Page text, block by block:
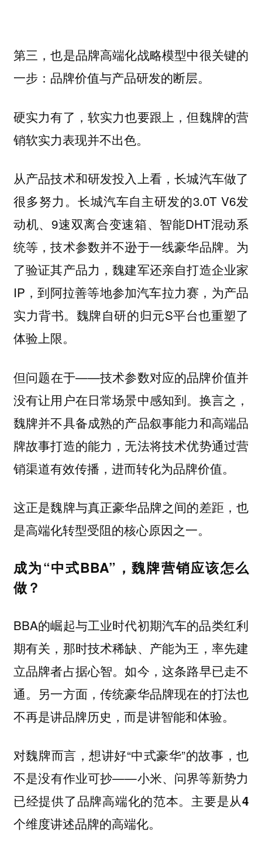
第三，也是品牌高端化战略模型中很关键的
一步：品牌价值与产品研发的断层。
硬实力有了，软实力也要跟上，但魏牌的营
销软实力表现并不出色。
从产品技术和研发投入上看，长城汽车做了
很多努力。长城汽车自主研发的3.0T V6发
动机、9速双离合变速箱、智能DHT混动系
统等，技术参数并不逊于一线豪华品牌。为
了验证其产品力，魏建军还亲自打造企业家
IP，到阿拉善等地参加汽车拉力赛，为产品
实力背书。魏牌自研的归元S平台也重塑了
体验上限。
但问题在于——技术参数对应的品牌价值并
没有让用户在日常场景中感知到。换言之，
魏牌并不具备成熟的产品叙事能力和高端品
牌故事打造的能力，无法将技术优势通过营
销渠道有效传播，进而转化为品牌价值。
这正是魏牌与真正豪华品牌之间的差距，也
是高端化转型受阻的核心原因之一。
成为“中式BBA”，魏牌营销应该怎么
做？
BBA的崛起与工业时代初期汽车的品类红利
期有关，那时技术稀缺、产能为王，率先建
立品牌者占据心智。如今，这条路早已走不
通。另一方面，传统豪华品牌现在的打法也
不再是讲品牌历史，而是讲智能和体验。
对魏牌而言，想讲好“中式豪华”的故事，也
不是没有作业可抄——小米、问界等新势力
已经提供了品牌高端化的范本。 主要是从4
个维度讲述品牌的高端化。